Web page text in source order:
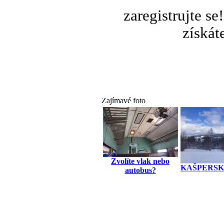
zaregistrujte
Zajímavé foto
Zvolíte vlak nebo
autobus?